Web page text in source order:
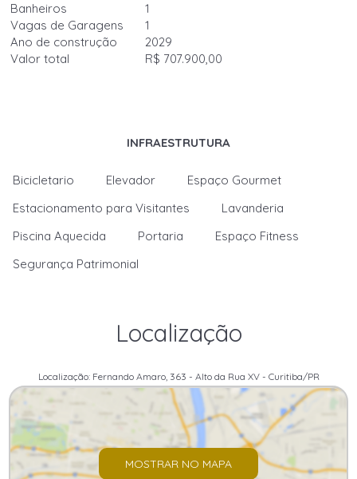
Banheiros
1
Vagas de Garagens
1
Ano de construção
2029
Valor total
R$ 707.900,00
INFRAESTRUTURA
Bicicletario Elevador
Espaço Gourmet
Estacionamento para Visitantes
Lavanderia
Piscina Aquecida
Portaria
Espaço Fitness
Segurança Patrimonial
Localização
Localização: Fernando Amaro, 363 - Alto da Rua XV - Curitiba/PR
MOSTRAR NO MAPA